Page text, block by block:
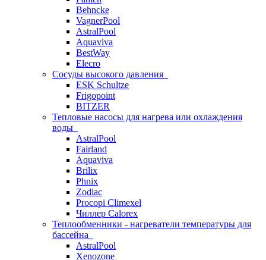
Behncke
VagnerPool
AstralPool
Aquaviva
BestWay
Elecro
Сосуды высокого давления
ESK Schultze
Frigopoint
BITZER
Тепловые насосы для нагрева или охлаждения
воды
AstralPool
Fairland
Aquaviva
Brilix
Phnix
Zodiac
Procopi Climexel
Чиллер Calorex
Теплообменники - нагреватели температуры для
бассейна
AstralPool
Xenozone